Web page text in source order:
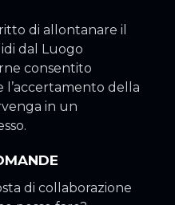
di allontanare il
dal Luogo
consentito
l’accertamento della
in un
di collaborazione